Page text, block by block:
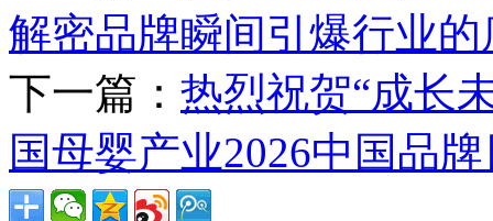
解密品牌瞬间引爆行业
下一篇： 热烈祝贺“成长
国母婴产业2026中国品